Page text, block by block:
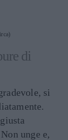
di
si
unge e,